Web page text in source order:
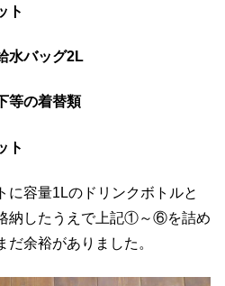
ト
水バッグ2L
等の着替類
ト
に容量1Lのドリンクボトルと
納したうえで上記①～⑥を詰め
余裕がありました。